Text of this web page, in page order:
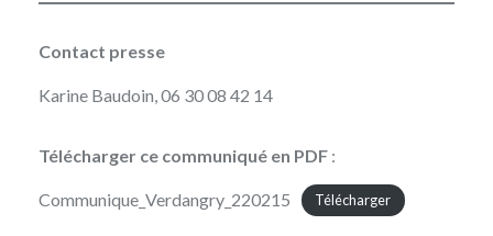
Contact presse
Karine Baudoin, 06 30 08 42 14
Télécharger ce communiqué en PDF :
Communique_Verdangry_220215 Télécharger